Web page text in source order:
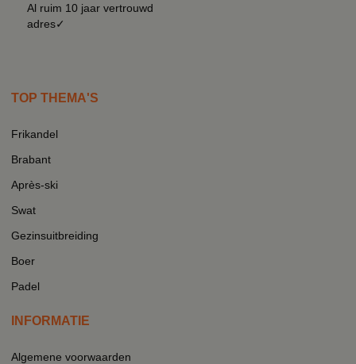
Al ruim 10 jaar vertrouwd
adres✓
TOP THEMA'S
Frikandel
Brabant
Après-ski
Swat
Gezinsuitbreiding
Boer
Padel
INFORMATIE
Algemene voorwaarden